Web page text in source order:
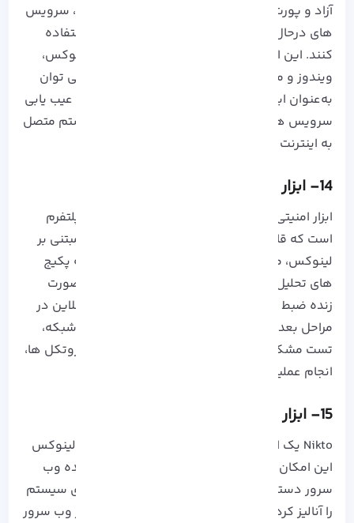
آزاد و پورت‌ هایی که دستگاه‌ ها به آن متصل‌ اند، سرویس‌
های درحال اجرا، دستگاه‌ های متصل به شبکه استفاده
کنند. این ابزار کراس‌ پلتفرم بوده بنابراین روی لینوکس،
ویندوز و مک اجرا می شود. به طورکلی Nmap را می‌ توان
به‌عنوان ابزاری تعریف کرد که قادر به شناسایی و عیب‌ یابی
سرویس‌ های فعال و در حال اجرا بر روی یک سیستم متصل
به اینترنت است.
14- ابزار امنیتی Wireshark
ابزار امنیتی Wireshark، یک ابزار قدرتمند و کراس پلتفرم
است که قابلیت اجرا شدن در سیستم های عامل مبتنی بر
لینوکس، مک و همچنین ویندوز را دارد. به وسیله پکیج
های تحلیل این ابزار می‌ توان ترافیک شبکه را به صورت
زنده ضبط کرده و برای تجزیه و تحلیل به صورت آفلاین در
مراحل بعد استفاده کرد. از این ابزار برای خطایابی شبکه،
تست مشکلات امنیتی، تجزیه و تحلیل و توسعه پروتکل ها،
انجام عملیات هک می‌ توان استفاده کرد.
15- ابزار امنیتی Nikto
Nikto یک ابزار رایگان و متن باز است و به مدیران لینوکس
این امکان را می‌ دهد تا به نسخه‌ های منسوخ شده وب
سرور دسترسی پیدا کنند و هر گونه خطا پیکربندی سیستم
را آنالیز کرده و مورد بررسی قرار دهند. این اسکنر وب سرور